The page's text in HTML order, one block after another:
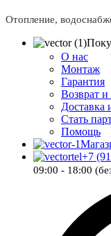
Отопление,
О нас
Монтаж
Гарантия
Возврат
Доставка
Стать
Помощь
+7
09:00 - 18:00